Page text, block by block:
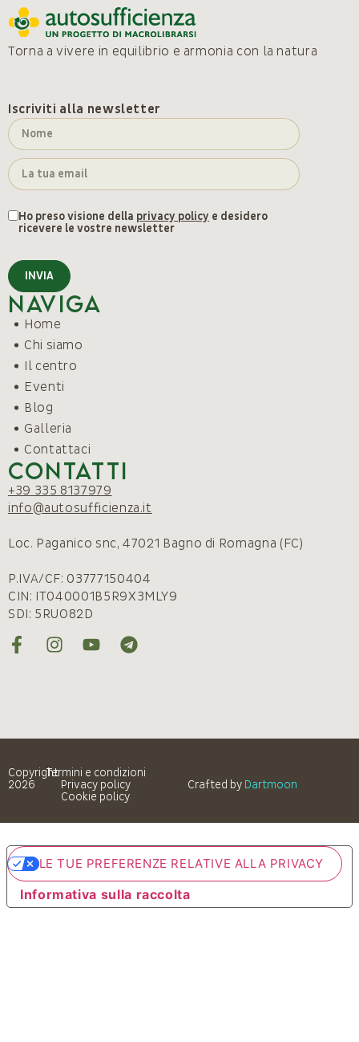
Torna a vivere in equilibrio e armonia con la natura
Iscriviti alla newsletter
Ho preso visione della privacy policy e desidero
ricevere le vostre newsletter
INVIA
Naviga
Home
Chi siamo
Il centro
Eventi
Blog
Galleria
Contattaci
Contatti
+39 335 8137979
info@autosufficienza.it
Loc. Paganico snc, 47021 Bagno di Romagna (FC)
P.IVA/CF: 03777150404
CIN: IT040001B5R9X3MLY9
SDI: 5RUO82D
Copyright
2026
Termini e condizioni
Privacy policy
Cookie policy
Crafted by Dartmoon
Informativa sulla raccolta
LE TUE PREFERENZE RELATIVE ALLA PRIVACY